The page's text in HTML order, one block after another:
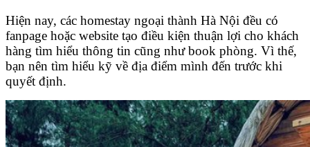
Hiện nay, các homestay ngoại thành Hà Nội đều có
fanpage hoặc website tạo điều kiện thuận lợi cho khách
hàng tìm hiểu thông tin cũng như book phòng. Vì thế,
bạn nên tìm hiểu kỹ về địa điểm mình đến trước khi
quyết định.